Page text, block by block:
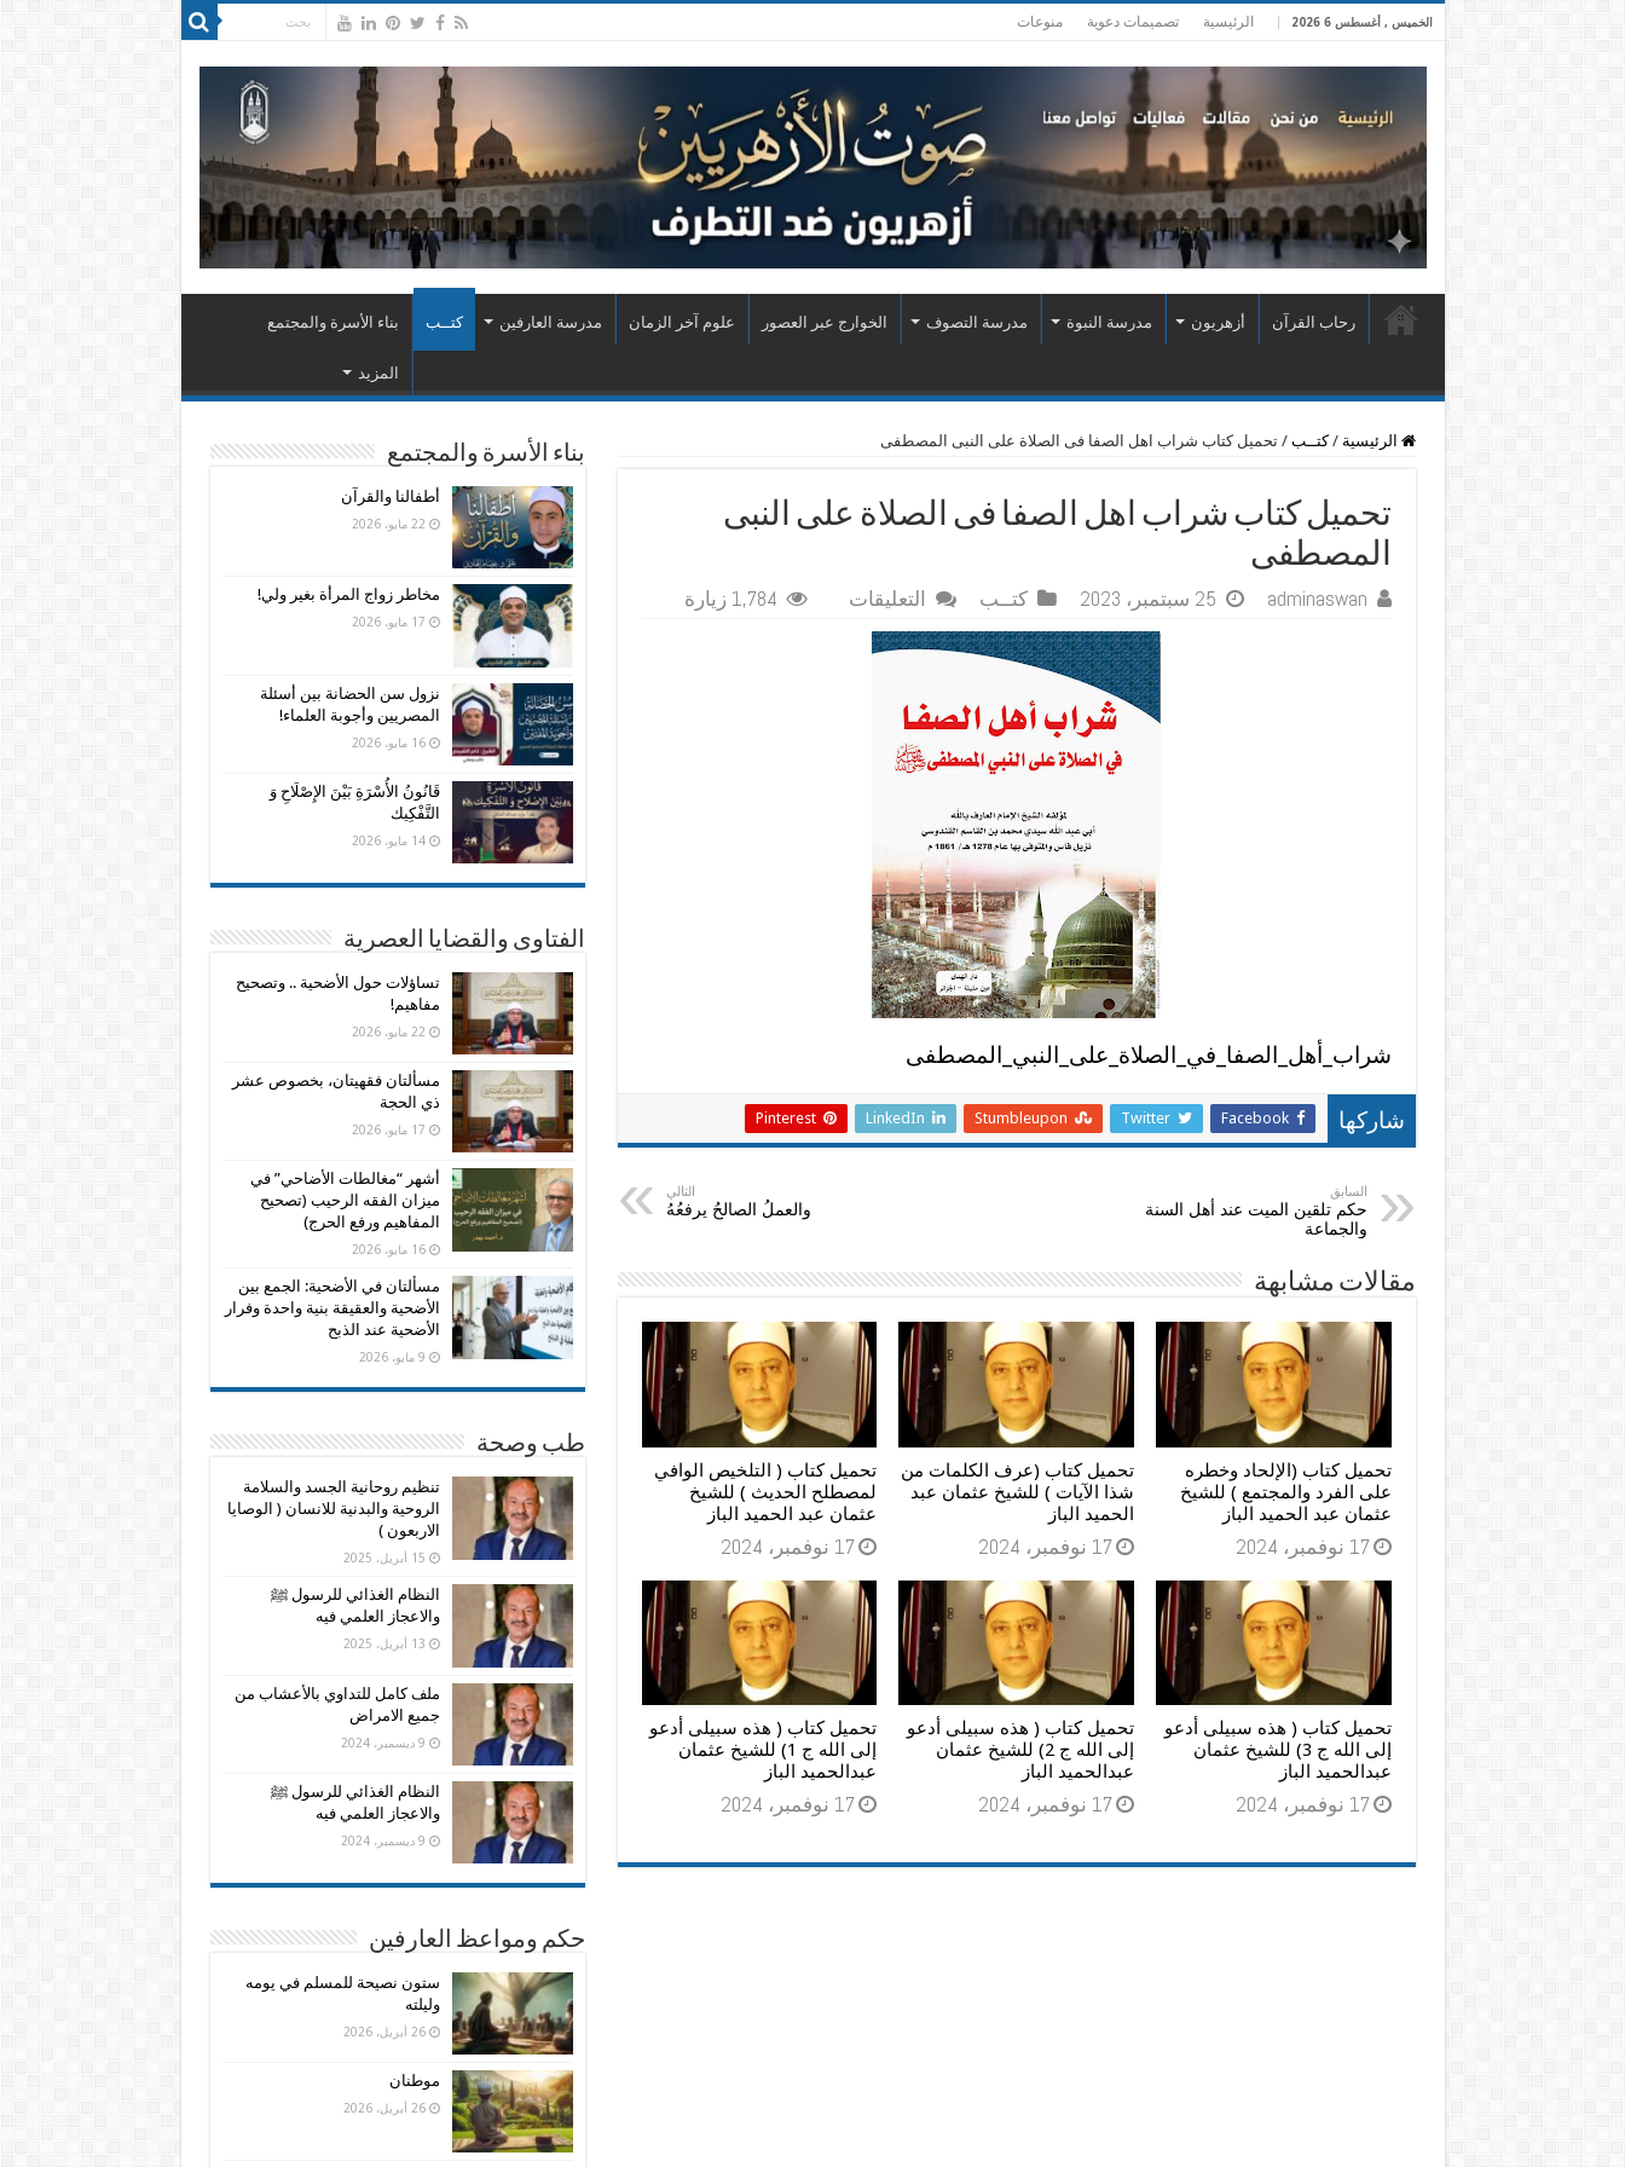
الخميس , أغسطس 6 2026 الرئيسية تصميمات دعوية منوعات
رحاب القرآن أزهريون مدرسة النبوة مدرسة التصوف الخوارج عبر العصور علوم آخر الزمان مدرسة العارفين كتــب بناء الأسرة والمجتمع
المزيد
الرئيسية / كتــب / تحميل كتاب شراب اهل الصفا فى الصلاة على النبى المصطفى
تحميل كتاب شراب اهل الصفا فى الصلاة على النبى
المصطفى
adminaswan 25 سبتمبر، 2023 كتــب التعليقات 1,784 زيارة
شراب_أهل_الصفا_في_الصلاة_على_النبي_المصطفى
شاركها Facebook
Twitter
Stumbleupon
LinkedIn
Pinterest
السابق
حكم تلقين الميت عند أهل السنة
والجماعة
التالي
والعملُ الصالحُ يرفعُهُ
مقالات مشابهة
تحميل كتاب (الإلحاد وخطره
على الفرد والمجتمع ) للشيخ
عثمان عبد الحميد الباز
17 نوفمبر، 2024
تحميل كتاب (عرف الكلمات من
شذا الآيات ) للشيخ عثمان عبد
الحميد الباز
17 نوفمبر، 2024
تحميل كتاب ( التلخيص الوافي
لمصطلح الحديث ) للشيخ
عثمان عبد الحميد الباز
17 نوفمبر، 2024
تحميل كتاب ( هذه سبيلى أدعو
إلى الله ج 3) للشيخ عثمان
عبدالحميد الباز
17 نوفمبر، 2024
تحميل كتاب ( هذه سبيلى أدعو
إلى الله ج 2) للشيخ عثمان
عبدالحميد الباز
17 نوفمبر، 2024
تحميل كتاب ( هذه سبيلى أدعو
إلى الله ج 1) للشيخ عثمان
عبدالحميد الباز
17 نوفمبر، 2024
بناء الأسرة والمجتمع
أطفالنا والقرآن
22 مايو، 2026
مخاطر زواج المرأة بغير ولي!
17 مايو، 2026
نزول سن الحضانة بين أسئلة
المصريين وأجوبة العلماء!
16 مايو، 2026
قَانُونُ الأُسْرَةِ بَيْنَ الإِصْلَاحِ وَ
التَّفْكِيك
14 مايو، 2026
الفتاوى والقضايا العصرية
تساؤلات حول الأضحية .. وتصحيح
مفاهيم!
22 مايو، 2026
مسألتان فقهيتان، بخصوص عشر
ذي الحجة
17 مايو، 2026
أشهر “مغالطات الأضاحي” في
ميزان الفقه الرحيب (تصحيح
المفاهيم ورفع الحرج)
16 مايو، 2026
مسألتان في الأضحية: الجمع بين
الأضحية والعقيقة بنية واحدة وفرار
الأضحية عند الذبح
9 مايو، 2026
طب وصحة
تنظيم روحانية الجسد والسلامة
الروحية والبدنية للانسان ( الوصايا
الاربعون )
15 أبريل، 2025
النظام الغذائي للرسول ﷺ
والاعجاز العلمي فيه
13 أبريل، 2025
ملف كامل للتداوي بالأعشاب من
جميع الامراض
9 ديسمبر، 2024
النظام الغذائي للرسول ﷺ
والاعجاز العلمي فيه
9 ديسمبر، 2024
حكم ومواعظ العارفين
ستون نصيحة للمسلم في يومه
وليلته
26 أبريل، 2026
موطنان
26 أبريل، 2026